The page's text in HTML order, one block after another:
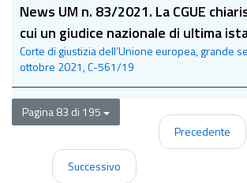
News UM n. 83/2021. La CGUE
cui un giudice nazionale di ultima
soggetto all'obbligo di rinvio
Corte di giustizia dell’Unione europea, grande
ottobre 2021, C-561/19
Pagina 83 di 195
Precedente
Successivo